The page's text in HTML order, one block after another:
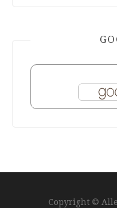
Copyright ©